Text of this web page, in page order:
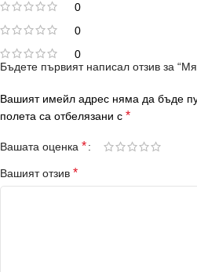
0
0
0
Бъдете първият написал отзив за
Вашият имейл адрес няма да бъде
полета са отбелязани с *
Вашата оценка *
Вашият отзив *